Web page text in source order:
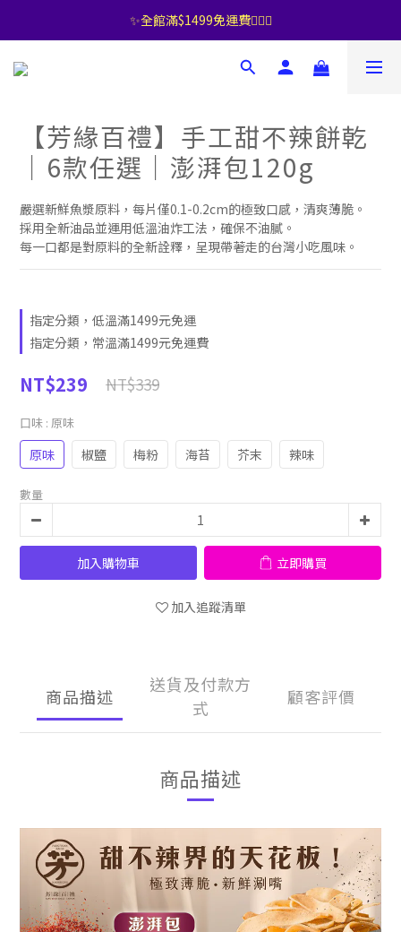
✨全館滿$1499免運費🧚🏻‍♀️
【芳緣百禮】手工甜不辣餅乾
｜6款任選｜澎湃包120g
嚴選新鮮魚漿原料，每片僅0.1-0.2cm的極致口感，清爽薄脆。
採用全新油品並運用低溫油炸工法，確保不油膩。
每一口都是對原料的全新詮釋，呈現帶著走的台灣小吃風味。
指定分類，低溫滿1499元免運
指定分類，常溫滿1499元免運費
NT$239 NT$339
口味 : 原味
原味 椒鹽 梅粉 海苔 芥末 辣味
數量
加入購物車 立即購買
加入追蹤清單
商品描述
送貨及付款方
式
顧客評價
商品描述